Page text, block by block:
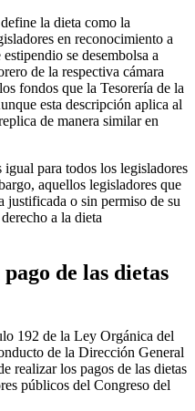
la dieta como la
en reconocimiento a
se desembolsa a
de la respectiva cámara
fondos que la Tesorería de la
esta descripción aplica al
de manera similar en
igual para todos los legisladores
aquellos legisladores que
justificada o sin permiso de su
a la dieta
de las dietas
192 de la Ley Orgánica del
de la Dirección General
realizar los pagos de las dietas
públicos del Congreso del